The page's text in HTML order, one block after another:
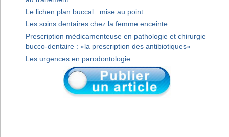
Le lichen plan buccal : mise au point
Les soins dentaires chez la femme enceinte
Prescription médicamenteuse en pathologie et chirurgie
bucco-dentaire : «la prescription des antibiotiques»
Les urgences en parodontologie